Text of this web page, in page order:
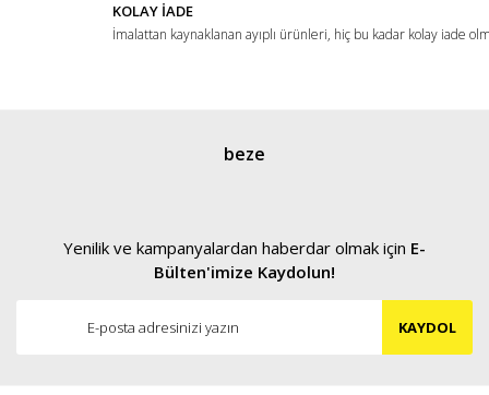
Gönder
KOLAY İADE
İmalattan kaynaklanan ayıplı ürünleri, hiç bu kadar kolay iade
beze
Yenilik ve kampanyalardan haberdar olmak için E-
Bülten'imize Kaydolun!
KAYDOL